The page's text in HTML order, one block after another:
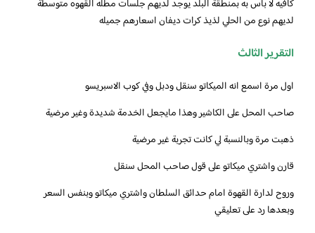
كافيه لا بأس به بمنطقة البلد يوجد لديهم جلسات مطله القهوه متوسطة
لديهم نوع من الحلي لذيذ كرات ديفان اسعارهم جميله
التقرير الثالث
اول مرة اسمع انه الميكاتو سنقل ودبل وفي كوب الاسبريسو
صاحب المحل على الكاشير وهذا مايجعل الخدمة شديدة وغير مرضية
ذهبت مرة وبالنسبة لي كانت تجربة غير مرضية
قارن واشتري ميكاتو على قول صاحب المحل سنقل
وروح لدارة القهوة امام حدائق السلطان واشتري ميكاتو وبنفس السعر
وبعدها رد على تعليقي